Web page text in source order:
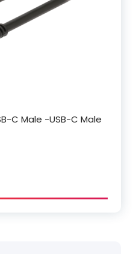
C Male -USB-C Male